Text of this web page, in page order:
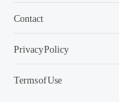
Contact
Privacy Policy
Terms of Use